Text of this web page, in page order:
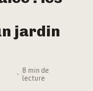
jardin
·8 min de
lecture